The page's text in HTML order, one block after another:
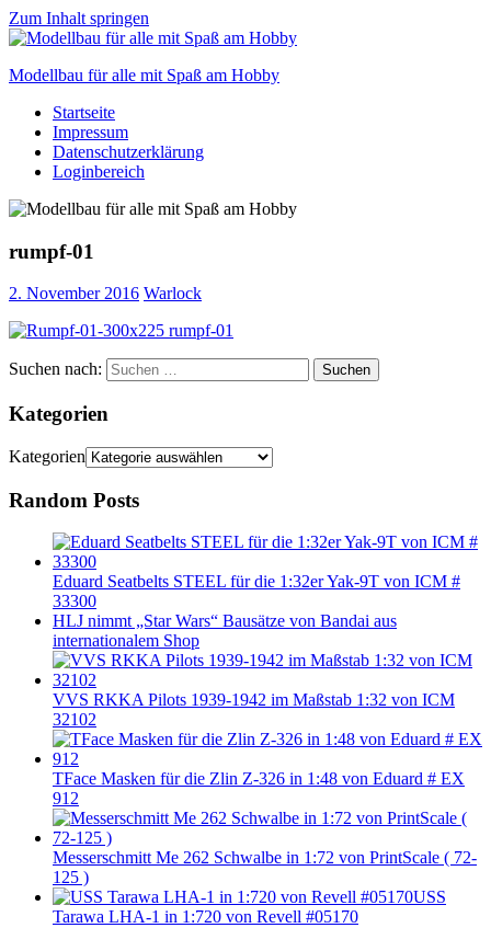
Zum Inhalt springen
Modellbau für alle mit Spaß am Hobby
Scale
modelling
to
Startseite
Impressum
Datenschutzerklärung
Loginbereich
rumpf-01
2. November 2016 Warlock
Suchen nach: Suchen
Kategorien
Kategorien
Random Posts
Eduard Seatbelts STEEL für die 1:32er Yak-9T von ICM #
33300
HLJ nimmt „Star Wars“ Bausätze von Bandai aus
internationalem Shop
VVS RKKA Pilots 1939-1942 im Maßstab 1:32 von ICM
32102
TFace Masken für die Zlin Z-326 in 1:48 von Eduard # EX
912
Messerschmitt Me 262 Schwalbe in 1:72 von PrintScale ( 72-
125 )
USS
Tarawa LHA-1 in 1:720 von Revell #05170